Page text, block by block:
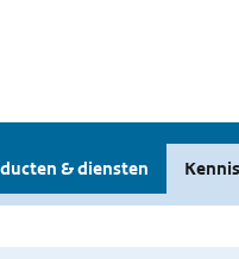
& diensten